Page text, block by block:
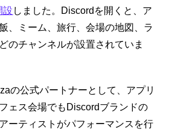
設 しました。Discordを開くと、ア
、ミーム、旅行、会場の地図、ラ
のチャンネルが設置されていま
の公式パートナーとして、アプリ
ェス会場でもDiscordブランドの
ーティストがパフォーマンスを行